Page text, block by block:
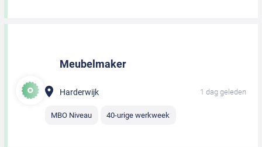
Meubelmaker
Harderwijk 1 dag geleden
MBO Niveau 40-urige werkweek